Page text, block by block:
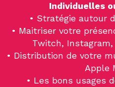
Individuelles
• Stratégie autour
• Maitriser votre
Twitch,
• Distribution de votre
Apple
• Les bons usages